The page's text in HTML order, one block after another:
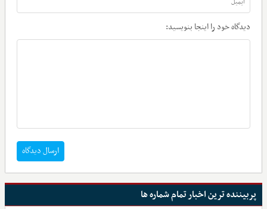
دیدگاه خود را اینجا بنویسید:
ارسال دیدگاه
پربیننده ترین اخبار تمام شماره ها